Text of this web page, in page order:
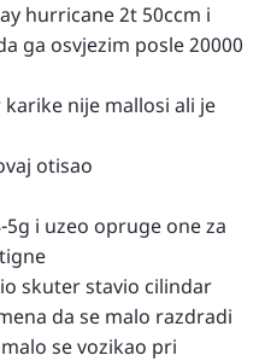
hurricane 2t 50ccm i
ga osvjezim posle 20000
nije mallosi ali je
otisao
i uzeo opruge one za
skuter stavio cilindar
da se malo razdradi
se vozikao pri